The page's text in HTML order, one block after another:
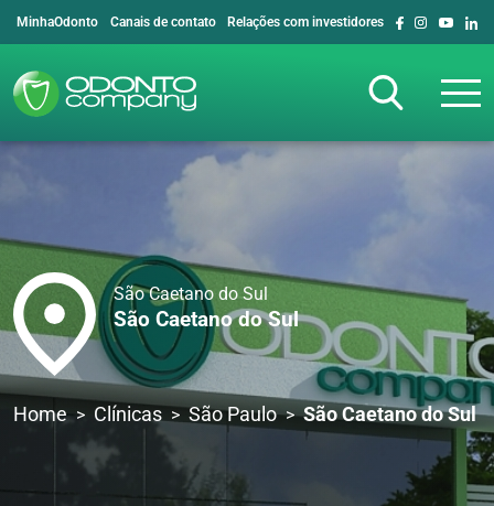
MinhaOdonto Canais de contato Relações com investidores
São Caetano do Sul
São Caetano do Sul
Home Clínicas São Paulo São Caetano do Sul